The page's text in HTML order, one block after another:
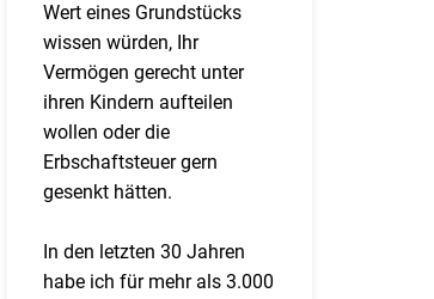
Wert eines Grundstücks
wissen würden, Ihr
Vermögen gerecht unter
ihren Kindern aufteilen
wollen oder die
Erbschaftsteuer gern
gesenkt hätten.
In den letzten 30 Jahren
habe ich für mehr als 3.000